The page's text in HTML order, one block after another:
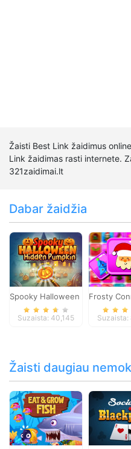
Žaisti Best Link žaidimus
Link žaidimas rasti internete.
321zaidimai.lt
Dabar žaidžia
Spooky Halloween Hidden
Suzaista: 40,145
Frosty
Suzaista:
Žaisti daugiau